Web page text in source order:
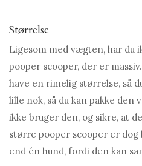
Størrelse
Ligesom med vægten, har du
pooper scooper, der er
have en rimelig størrelse, så
lille nok, så du kan pakke den
ikke bruger den, og sikre, at
større pooper scooper er dog
end én hund, fordi den kan